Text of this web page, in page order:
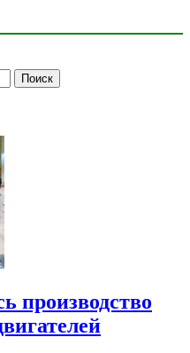
производство